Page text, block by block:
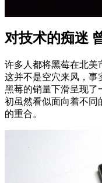
对技术的痴迷
许多人都将黑莓在北美
这并不是空穴来风，事
黑莓的销量下滑呈现了
初虽然看似面向着不同
的重合。